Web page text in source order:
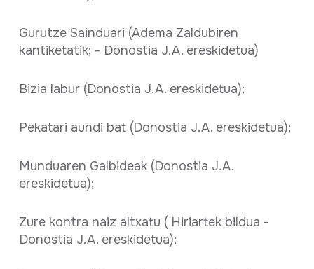
Gurutze Sainduari (Adema Zaldubiren
kantiketatik; - Donostia J.A. ereskidetua)
Bizia labur (Donostia J.A. ereskidetua);
Pekatari aundi bat (Donostia J.A. ereskidetua);
Munduaren Galbideak (Donostia J.A.
ereskidetua);
Zure kontra naiz altxatu ( Hiriartek bildua -
Donostia J.A. ereskidetua);